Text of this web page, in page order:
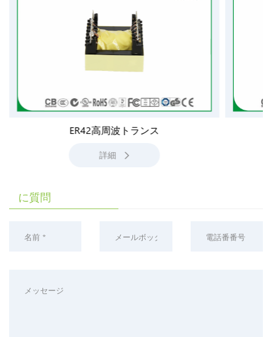
ER42高周波トランス
詳細
に質問